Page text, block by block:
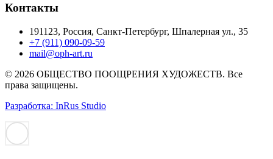
Контакты
191123, Россия, Санкт-Петербург, Шпалерная ул., 35
+7 (911) 090-09-59
mail@oph-art.ru
© 2026 ОБЩЕСТВО ПООЩРЕНИЯ ХУДОЖЕСТВ. Все
права защищены.
Разработка: InRus Studio